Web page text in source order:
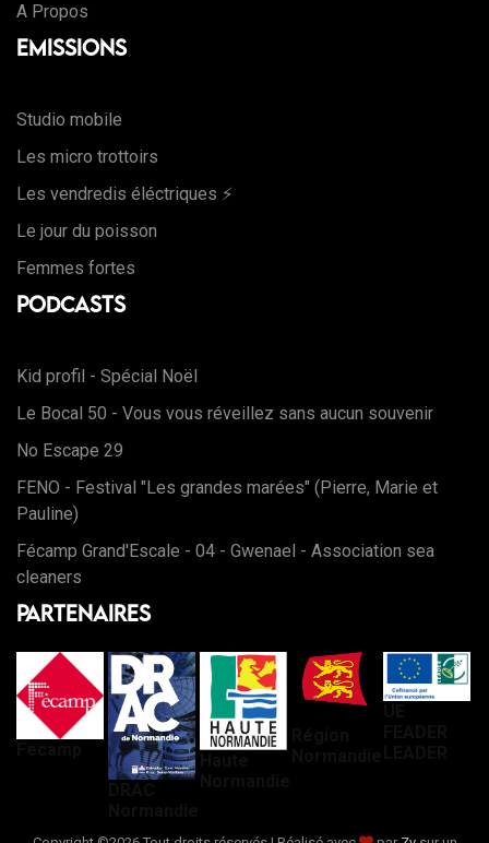
A Propos
Emissions
Studio mobile
Les micro trottoirs
Les vendredis éléctriques ⚡️
Le jour du poisson
Femmes fortes
Podcasts
Kid profil - Spécial Noël
Le Bocal 50 - Vous vous réveillez sans aucun souvenir
No Escape 29
FENO - Festival "Les grandes marées" (Pierre, Marie et
Pauline)
Fécamp Grand'Escale - 04 - Gwenael - Association sea
cleaners
Partenaires